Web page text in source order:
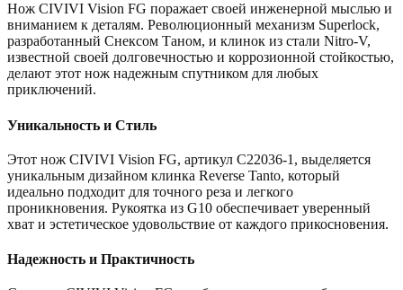
Нож CIVIVI Vision FG поражает своей инженерной мыслью и
вниманием к деталям. Революционный механизм Superlock,
разработанный Снексом Таном, и клинок из стали Nitro-V,
известной своей долговечностью и коррозионной стойкостью,
делают этот нож надежным спутником для любых
приключений.
Уникальность и Стиль
Этот нож CIVIVI Vision FG, артикул C22036-1, выделяется
уникальным дизайном клинка Reverse Tanto, который
идеально подходит для точного реза и легкого
проникновения. Рукоятка из G10 обеспечивает уверенный
хват и эстетическое удовольствие от каждого прикосновения.
Надежность и Практичность